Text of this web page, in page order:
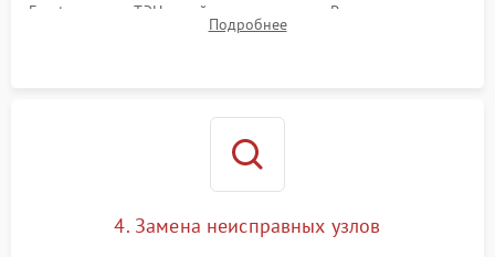
Frost, включая ТЭН оттайки и вентилятор. Ремонт или замена
платы управления при сбоях алгоритмов.
Подробнее
4. Замена неисправных узлов